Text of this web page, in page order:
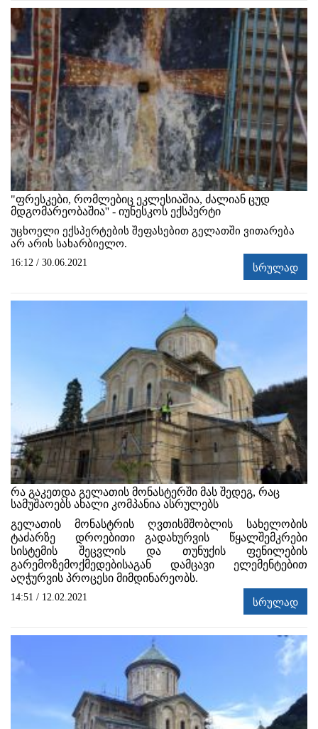
"ფრესკები, რომლებიც ეკლესიაშია, ძალიან ცუდ
მდგომარეობაშია'' - იუნესკოს ექსპერტი
უცხოელი ექსპერტების შეფასებით გელათში ვითარება
არ არის სახარბიელო.
16:12 / 30.06.2021 სრულად
რა გაკეთდა გელათის მონასტერში მას შედეგ, რაც
სამუშაოებს ახალი კომპანია ასრულებს
გელათის მონასტრის ღვთისმშობლის სახელობის
ტაძარზე დროებითი გადახურვის წყალშემკრები
სისტემის შეცვლის და თუნუქის ფენილების
გარემოზემოქმედებისაგან დამცავი ელემენტებით
აღჭურვის პროცესი მიმდინარეობს.
14:51 / 12.02.2021 სრულად